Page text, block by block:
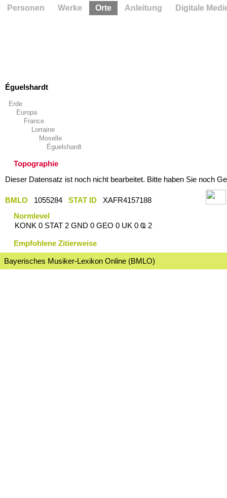
Éguelshardt
Erde
Europa
France
Lorraine
Moselle
Éguelshardt
Topographie
Dieser Datensatz ist noch nicht bearbeitet. Bitte haben Sie noch
BMLO 1055284 STAT ID
XAFR4157188
Normlevel
KONK 0 STAT 2 GND 0 GEO 0 UK 0 Ҩ 2
Empfohlene Zitierweise
Bayerisches Musiker-Lexikon Online (BMLO)
Personen Werke Orte Anleitung Digitale